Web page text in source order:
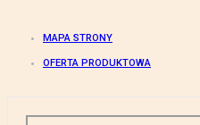
MAPA STRONY
OFERTA PRODUKTOWA